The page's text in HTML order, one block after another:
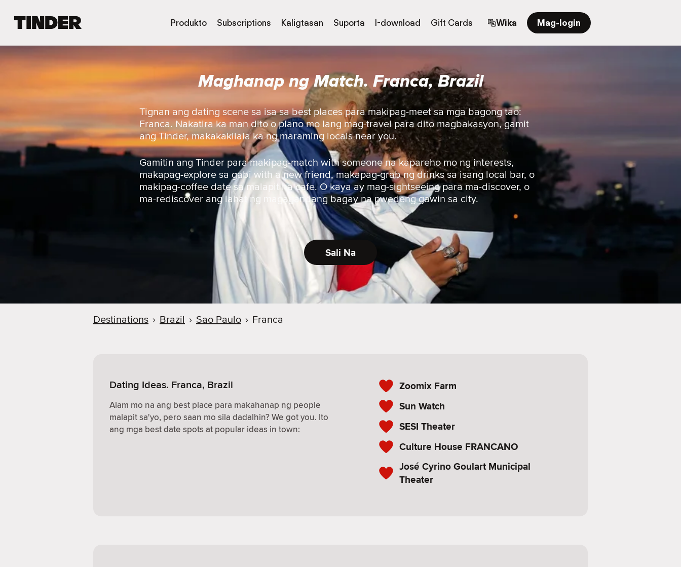
e
Produkto Subscriptions Kaligtasan Suporta I-download Gift Cards Wika Mag-login
Maghanap ng Match. Franca, Brazil
Tignan ang dating scene sa isa sa best places para makipag-meet sa mga bagong tao:
Franca. Nakatira ka man dito o plano mo lang mag-travel para dito magbakasyon, gamit
ang Tinder, makakakilala ka ng maraming locals near you.
Gamitin ang Tinder para makipag-match with someone na kapareho mo ng interests,
makapag-explore sa gabi with a new friend, makapag-grab ng drinks sa isang local bar, o
makipag-coffee date sa malapit na cafe. O kaya ay mag-sightseeing para ma-discover, o
ma-rediscover ang lahat ng magagandang bagay na pwedeng gawin sa city.
Sali Na
Destinations › Brazil › Sao Paulo › Franca
Dating Ideas. Franca, Brazil
Alam mo na ang best place para makahanap ng people
malapit sa'yo, pero saan mo sila dadalhin? We got you. Ito
ang mga best date spots at popular ideas in town:
Zoomix Farm
Sun Watch
SESI Theater
Culture House FRANCANO
José Cyrino Goulart Municipal
Theater